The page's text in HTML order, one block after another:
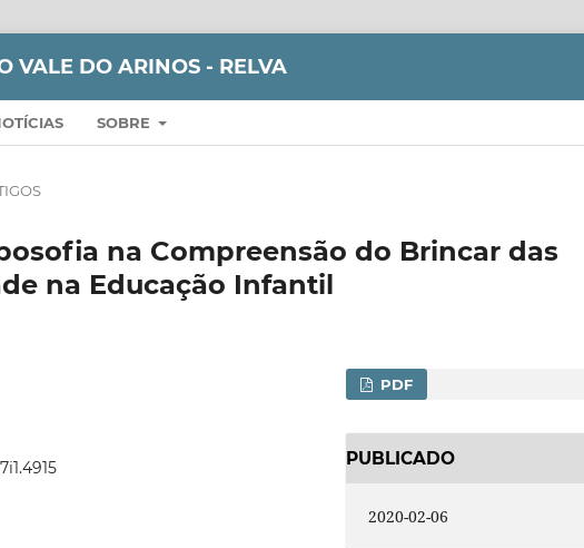
VALE DO ARINOS - RELVA
SOBRE
na Compreensão do Brincar das
na Educação Infantil
PDF
PUBLICADO
2020-02-06